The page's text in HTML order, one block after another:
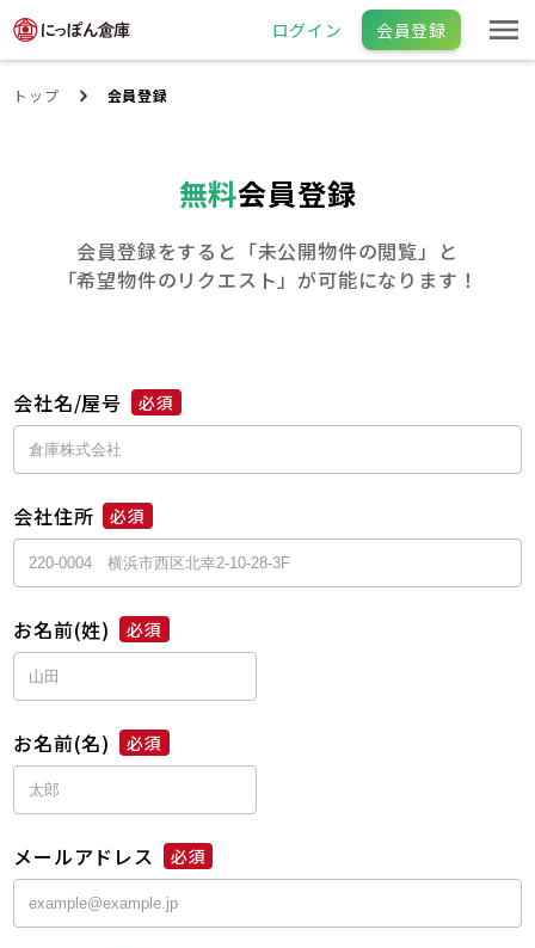
ログイン 会員登録
トップ 会員登録
無料会員登録
会員登録をすると「未公開物件の閲覧」と
「希望物件のリクエスト」が可能になります！
会社名/屋号 必須
会社住所 必須
お名前(姓) 必須
お名前(名) 必須
メールアドレス 必須